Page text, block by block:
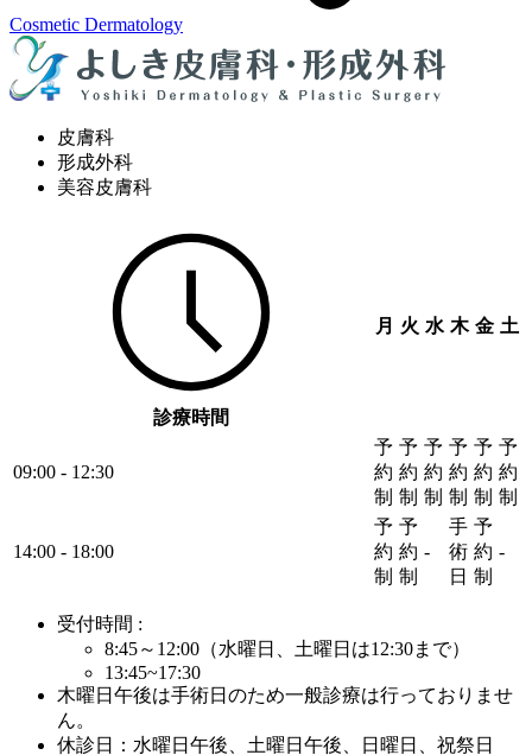
Cosmetic Dermatology
皮膚科
形成外科
美容皮膚科
診療時間
月 火 水 木 金 土
09:00 - 12:30
予
約
制
予
約
制
予
約
制
予
約
制
予
約
制
予
約
制
14:00 - 18:00
予
約
制
予
約
制
-
手
術
日
予
約
制
-
受付時間 :
8:45～12:00（水曜日、土曜日は12:30まで）
13:45~17:30
木曜日午後は手術日のため一般診療は行っておりませ
ん。
休診日：水曜日午後、土曜日午後、日曜日、祝祭日